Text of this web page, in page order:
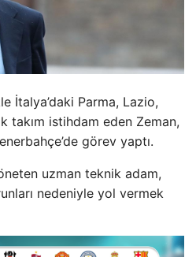
İtalya’daki Parma, Lazio,
takım istihdam eden Zeman,
görev yaptı.
uzman teknik adam,
nedeniyle yol vermek